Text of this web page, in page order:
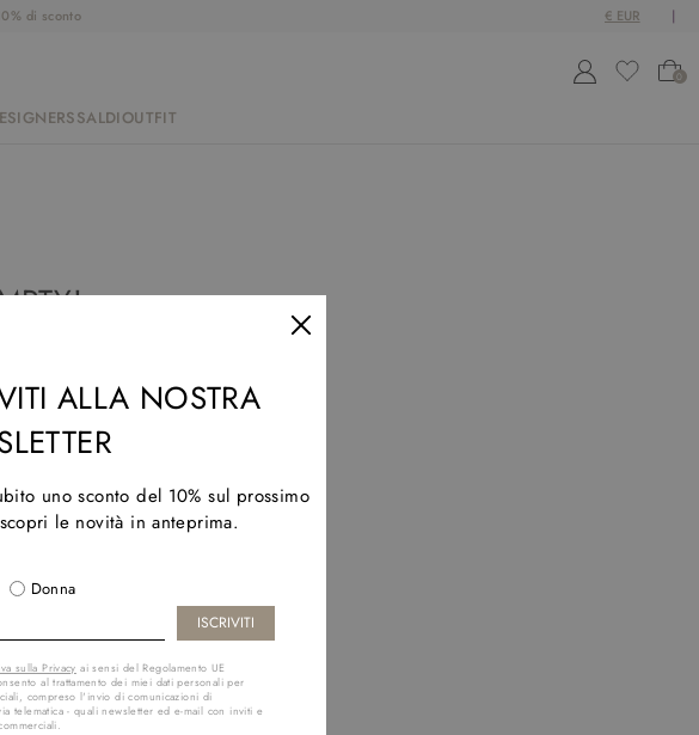
di sconto
0
SALDIOUTFIT
ALLA NOSTRA
uno sconto del 10% sul prossimo
le novità in anteprima.
Donna
sulla Privacy ai sensi del Regolamento UE
al trattamento dei miei dati personali per
compreso l'invio di comunicazioni di
telematica - quali newsletter ed e-mail con inviti e